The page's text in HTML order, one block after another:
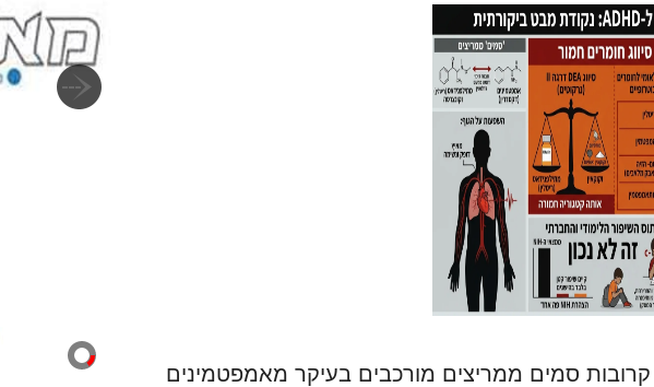
סמים ממריצים מורכבים בעיקר מאמפטמינים